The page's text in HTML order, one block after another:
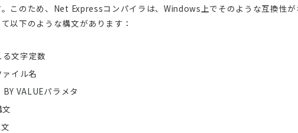
。このため、Net Expressコンパイラは、Windows上でそのような互換性
以下のような構文があります：
文字定数
イル名
VALUEパラメタ